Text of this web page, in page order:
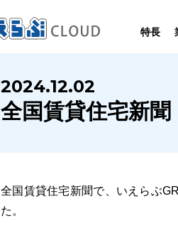
特長
SYSTEM
いえらぶCLOUDは不動産業務を
幅広く支援しています。
HOMEPAGE
いえらぶは集客用ホームページを
不動産業に特化して制作しています。
PERFORMANCE
いえらぶCLOUDを実際にご利用の
お客様の声と制作実績のご紹介です。
INFORMATION
いえらぶCLOUDや不動産業界に関する
ニュース･ノウハウをお伝えします。
2024.12.02
全国賃貸住宅新
全国賃貸住宅新聞で、いえらぶ
た。